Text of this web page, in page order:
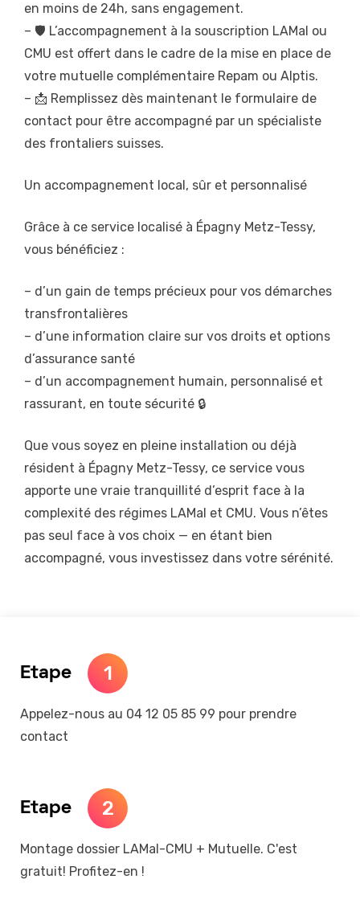
en moins de 24h, sans engagement.
– 🛡️ L’accompagnement à la souscription LAMal ou
CMU est offert dans le cadre de la mise en place de
votre mutuelle complémentaire Repam ou Alptis.
– 📩 Remplissez dès maintenant le formulaire de
contact pour être accompagné par un spécialiste
des frontaliers suisses.
Un accompagnement local, sûr et personnalisé
Grâce à ce service localisé à Épagny Metz-Tessy,
vous bénéficiez :
– d’un gain de temps précieux pour vos démarches
transfrontalières
– d’une information claire sur vos droits et options
d’assurance santé
– d’un accompagnement humain, personnalisé et
rassurant, en toute sécurité 🔒
Que vous soyez en pleine installation ou déjà
résident à Épagny Metz-Tessy, ce service vous
apporte une vraie tranquillité d’esprit face à la
complexité des régimes LAMal et CMU. Vous n’êtes
pas seul face à vos choix — en étant bien
accompagné, vous investissez dans votre sérénité.
Etape 1
Appelez-nous au 04 12 05 85 99 pour prendre
contact
Etape 2
Montage dossier LAMal-CMU + Mutuelle. C'est
gratuit! Profitez-en !